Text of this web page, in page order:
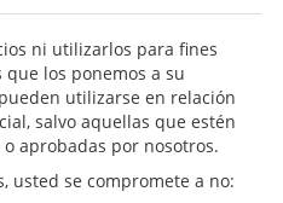
ni utilizarlos para fines
los ponemos a su
utilizarse en relación
salvo aquellas que estén
aprobadas por nosotros.
usted se compromete a no: